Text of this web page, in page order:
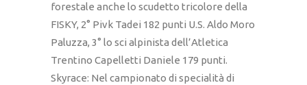
forestale anche lo scudetto tricolore della
FISKY, 2° Pivk Tadei 182 punti U.S. Aldo Moro
Paluzza, 3° lo sci alpinista dell’Atletica
Trentino Capelletti Daniele 179 punti.
Skyrace: Nel campionato di specialità di